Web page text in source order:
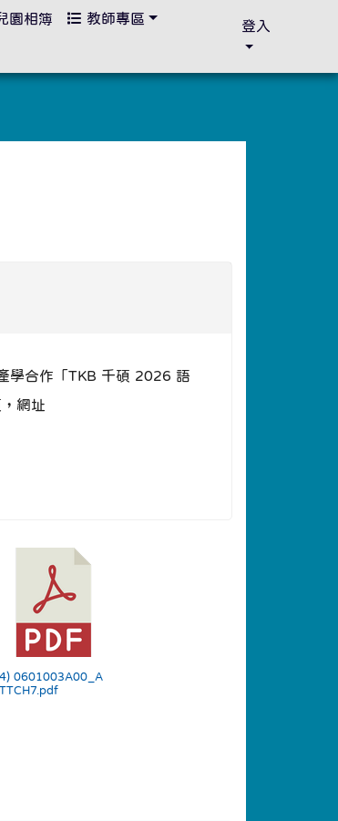
學合作「TKB 千碩 2026 語
網址
4) 0601003A00_A
TTCH7.pdf
園相簿 教師專區 登入